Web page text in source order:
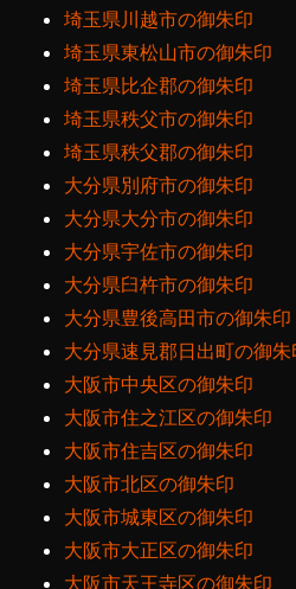
埼玉県川越市の御朱印
埼玉県東松山市の御朱印
埼玉県比企郡の御朱印
埼玉県秩父市の御朱印
埼玉県秩父郡の御朱印
大分県別府市の御朱印
大分県大分市の御朱印
大分県宇佐市の御朱印
大分県臼杵市の御朱印
大分県豊後高田市の御朱印
大分県速見郡日出町の御朱
大阪市中央区の御朱印
大阪市住之江区の御朱印
大阪市住吉区の御朱印
大阪市北区の御朱印
大阪市城東区の御朱印
大阪市大正区の御朱印
大阪市天王寺区の御朱印